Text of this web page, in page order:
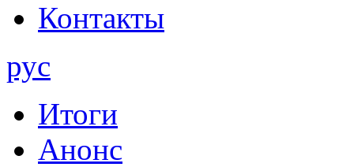
Контакты
рус
Итоги
Анонс